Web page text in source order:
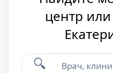
центр
🔍